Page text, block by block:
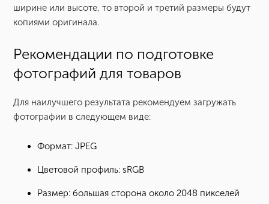
ширине или высоте, то второй и третий размеры будут
копиями оригинала.
Рекомендации по подготовке
фотографий для товаров
Для наилучшего результата рекомендуем загружать
фотографии в следующем виде:
Формат: JPEG
Цветовой профиль: sRGB
Размер: большая сторона около 2048 пикселей